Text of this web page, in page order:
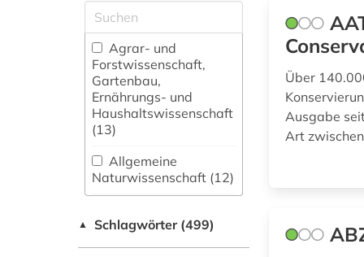
Agrar- und
Forstwissenschaft,
Gartenbau,
Ernährungs- und
Haushaltswissenschaft
(13)
Allgemeine
Naturwissenschaft (12)
fachübergreifende
▲ Schlagwörter (499)
Über
Ausgabe
Art